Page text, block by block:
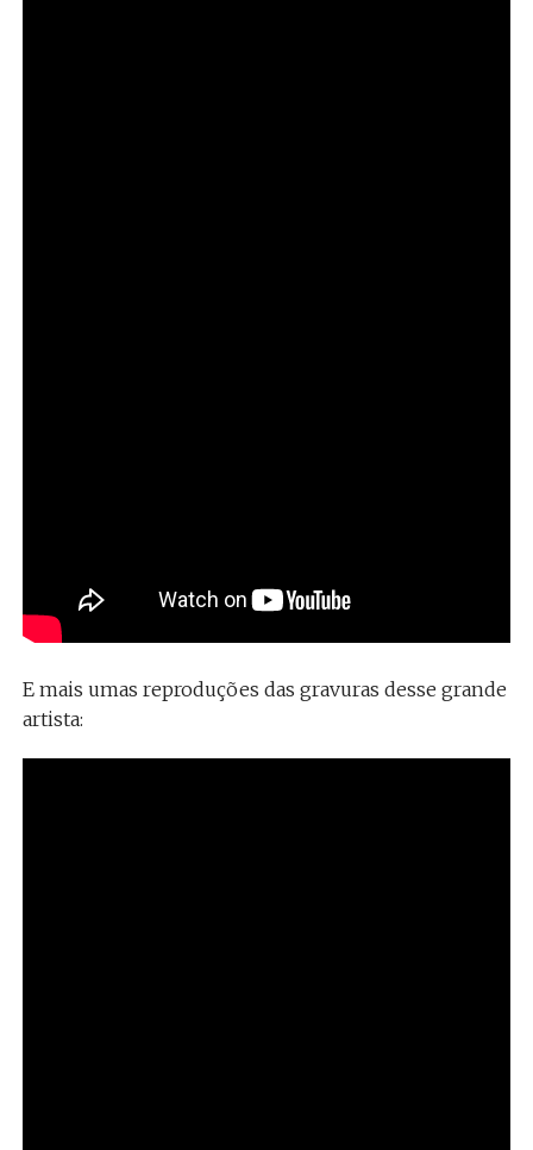
E mais umas reproduções das gravuras desse grande
artista: